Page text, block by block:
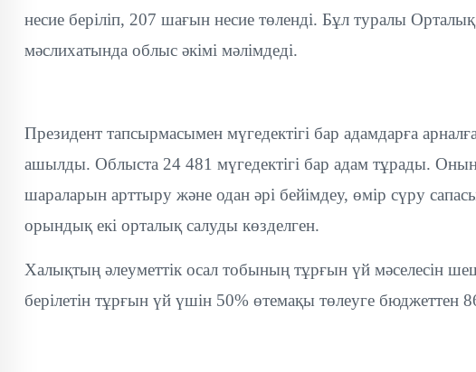
несие беріліп, 207 шағын несие төленді. Бұл туралы
мәслихатында облыс әкімі мәлімдеді.
Президент тапсырмасымен мүгедектігі бар адамдарға
ашылды. Облыста 24 481 мүгедектігі бар адам тұрады.
шараларын арттыру және одан әрі бейімдеу, өмір сүру
орындық екі орталық салуды көзделген.
Халықтың әлеуметтік осал тобының тұрғын үй мәселесін
берілетін тұрғын үй үшін 50% өтемақы төлеуге бюджеттен